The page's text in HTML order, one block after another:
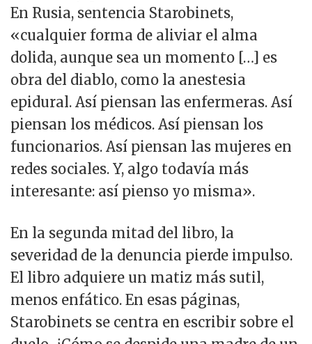
En Rusia, sentencia Starobinets,
«cualquier forma de aliviar el alma
dolida, aunque sea un momento […] es
obra del diablo, como la anestesia
epidural. Así piensan las enfermeras. Así
piensan los médicos. Así piensan los
funcionarios. Así piensan las mujeres en
redes sociales. Y, algo todavía más
interesante: así pienso yo misma».
En la segunda mitad del libro, la
severidad de la denuncia pierde impulso.
El libro adquiere un matiz más sutil,
menos enfático. En esas páginas,
Starobinets se centra en escribir sobre el